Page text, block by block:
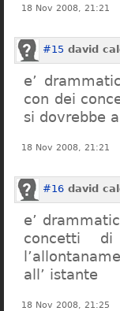
18 Nov 2008, 21:21
#15 david
e’
con dei
si dovrebbe
18 Nov 2008, 21:21
#16 david
e’
concetti
all’ istante
18 Nov 2008, 21:25